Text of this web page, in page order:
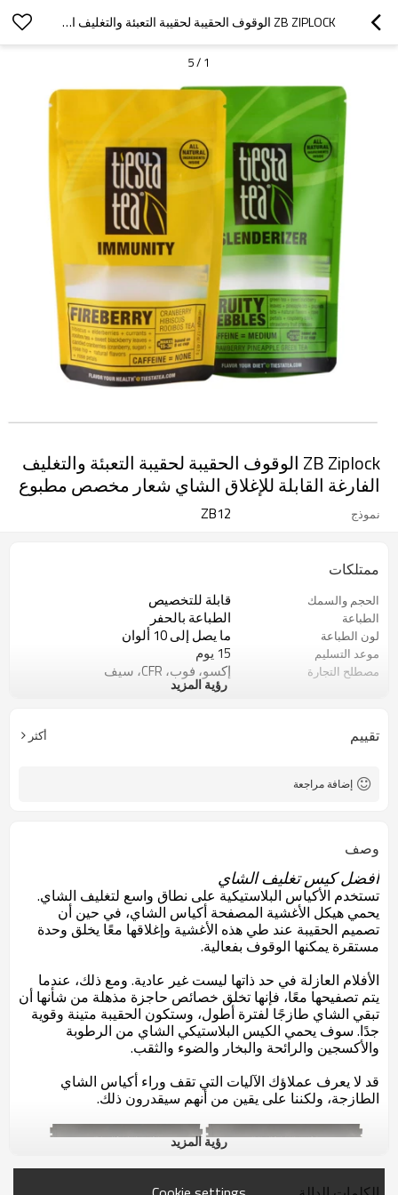
ZB ZIPLOCK الوقوف الحقيبة لحقيبة التعبئة والتغليف الفارغة القابلة للإغلاق الشاي شعار مخصص مطبوع
1
/
5
ZB Ziplock الوقوف الحقيبة لحقيبة التعبئة والتغليف
الفارغة القابلة للإغلاق الشاي شعار مخصص مطبوع
نموذج ZB12
ممتلكات
الحجم والسمك قابلة للتخصيص
الطباعة الطباعة بالحفر
لون الطباعة ما يصل إلى 10 ألوان
موعد التسليم 15 يوم
مصطلح التجارة إكسو، فوب، CFR، سيف
الصانع
عينات متاح مجانًا (تكلفة البريد السريع مطلوبة)
رؤية المزيد
تقييم أكثر
إضافة مراجعة
وصف
أفضل كيس تغليف الشاي
تستخدم الأكياس البلاستيكية على نطاق واسع لتغليف الشاي.
يحمي هيكل الأغشية المصفحة أكياس الشاي، في حين أن
تصميم الحقيبة عند طي هذه الأغشية وإغلاقها معًا يخلق وحدة
مستقرة يمكنها الوقوف بفعالية.
الأفلام العازلة في حد ذاتها ليست غير عادية. ومع ذلك، عندما
يتم تصفيحها معًا، فإنها تخلق خصائص حاجزة مذهلة من شأنها أن
تبقي الشاي طازجًا لفترة أطول، وستكون الحقيبة متينة وقوية
جدًا. سوف يحمي الكيس البلاستيكي الشاي من الرطوبة
والأكسجين والرائحة والبخار والضوء والثقب.
قد لا يعرف عملاؤك الآليات التي تقف وراء أكياس الشاي
الطازجة، ولكننا على يقين من أنهم سيقدرون ذلك.
رؤية المزيد